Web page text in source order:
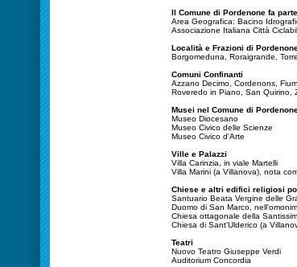
Il Comune di Pordenone fa
Area Geografica: Bacino
Associazione Italiana Città
Località e Frazioni di
Borgomeduna, Roraigrande,
Comuni Confinanti
Azzano Decimo, Cordenons,
Roveredo in Piano, San Quirino,
Musei nel Comune di
Museo Diocesano
Museo Civico delle Scienze
Museo Civico d'Arte
Ville e Palazzi
Villa Carinzia, in viale Martelli
Villa Marini (a Villanova), nota
Chiese e altri edifici religiosi
Santuario Beata Vergine delle
Duomo di San Marco,
Chiesa ottagonale della
Chiesa di Sant'Ulderico (a
Teatri
Nuovo Teatro Giuseppe Verdi
Auditorium Concordia